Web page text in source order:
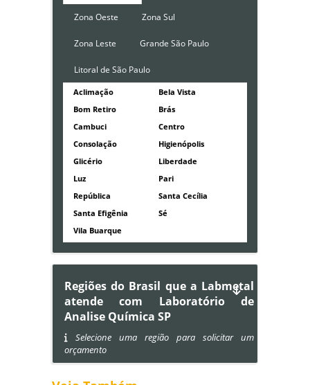
Zona Oeste Zona Sul
Zona Leste Grande São Paulo
Litoral de São Paulo
Aclimação
Bela Vista
Bom Retiro
Brás
Cambuci
Centro
Consolação
Higienópolis
Glicério
Liberdade
Luz
Pari
República
Santa Cecília
Santa Efigênia
Sé
Vila Buarque
Regiões do Brasil que a Labmetal
atende com Laboratório de
Analise Química SP
Selecione uma região para solicitar um
orçamento